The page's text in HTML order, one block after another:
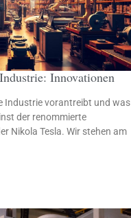
Innovationen
Industrie vorantreibt und was
der renommierte
Nikola Tesla. Wir stehen am